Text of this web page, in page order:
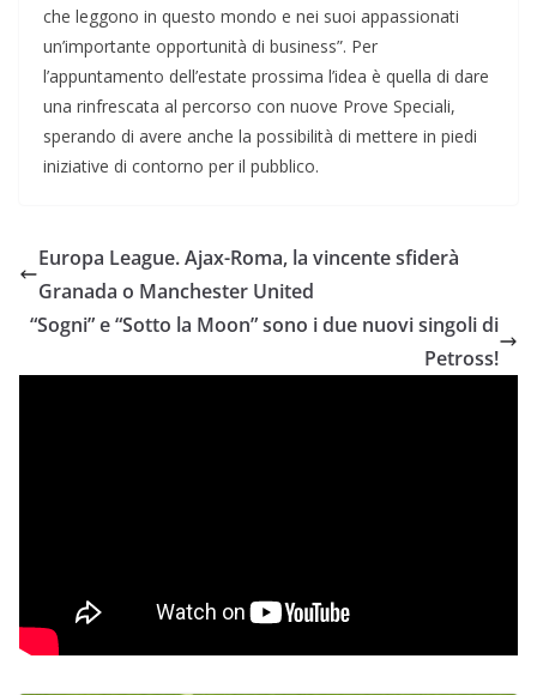
che leggono in questo mondo e nei suoi appassionati
un’importante opportunità di business”. Per
l’appuntamento dell’estate prossima l’idea è quella di dare
una rinfrescata al percorso con nuove Prove Speciali,
sperando di avere anche la possibilità di mettere in piedi
iniziative di contorno per il pubblico.
Europa League. Ajax-Roma, la vincente sfiderà
Granada o Manchester United
“Sogni” e “Sotto la Moon” sono i due nuovi singoli di
Petross!